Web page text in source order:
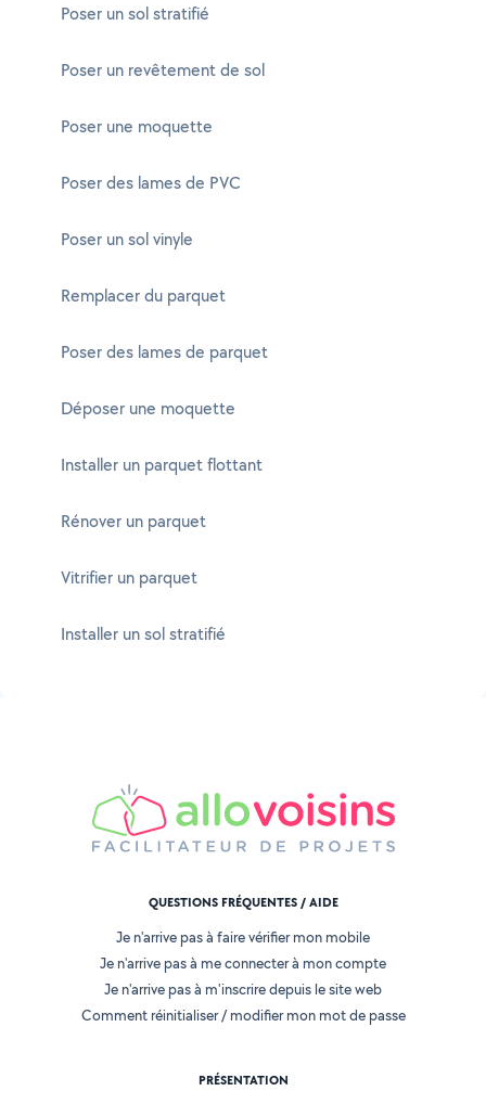
Poser un sol stratifié
Poser un revêtement de sol
Poser une moquette
Poser des lames de PVC
Poser un sol vinyle
Remplacer du parquet
Poser des lames de parquet
Déposer une moquette
Installer un parquet flottant
Rénover un parquet
Vitrifier un parquet
Installer un sol stratifié
QUESTIONS FRÉQUENTES / AIDE
Je n'arrive pas à faire vérifier mon mobile
Je n'arrive pas à me connecter à mon compte
Je n'arrive pas à m'inscrire depuis le site web
Comment réinitialiser / modifier mon mot de passe
PRÉSENTATION